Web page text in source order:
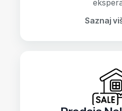
Saznaj